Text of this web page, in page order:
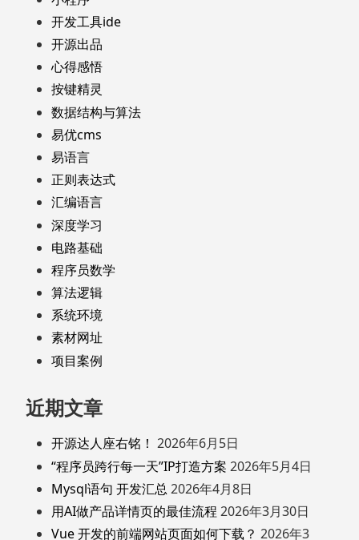
开发工具ide
开源出品
心得感悟
按键精灵
数据结构与算法
易优cms
易语言
正则表达式
汇编语言
深度学习
电路基础
程序员数学
算法逻辑
系统环境
素材网址
项目案例
近期文章
开源达人座右铭！ 2026年6月5日
“程序员跨行每一天”IP打造方案 2026年5月4日
Mysql语句 开发汇总 2026年4月8日
用AI做产品详情页的最佳流程 2026年3月30日
Vue 开发的前端网站页面如何下载？ 2026年3